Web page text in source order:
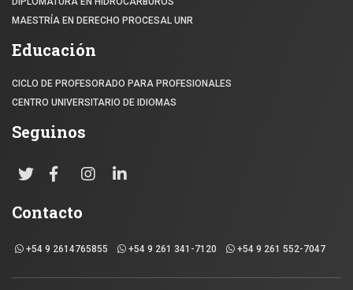
MAESTRÍA EN DERECHO PROCESAL UNR
Educación
CICLO DE PROFESORADO PARA PROFESIONALES
CENTRO UNIVERSITARIO DE IDIOMAS
Seguinos
Contacto
+54 9 2614765855 +54 9 261 341-7120 +54 9 261 552-7047